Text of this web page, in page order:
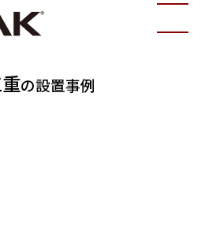
の設置事例